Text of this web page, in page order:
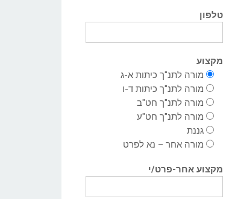
טלפון
מקצוע
מורה לתנ"ך כיתות א-ג
מורה לתנ"ך כיתות ד-ו
מורה לתנ"ך חט"ב
מורה לתנ"ך חט"ע
גננת
מורה אחר – נא לפרט
מקצוע אחר-פרט/י